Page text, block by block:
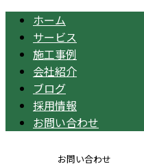
ホーム
サービス
施工事例
会社紹介
ブログ
採用情報
お問い合わせ
お問い合わせ